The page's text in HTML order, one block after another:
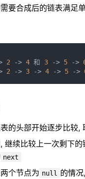
要合成后的链表满足单
2 -> 4 和 3 -> 5 ->
2 -> 3 -> 4 -> 5 ->
的头部开始逐步比较,
继续比较上一次剩下
next
个节点为 null
的情